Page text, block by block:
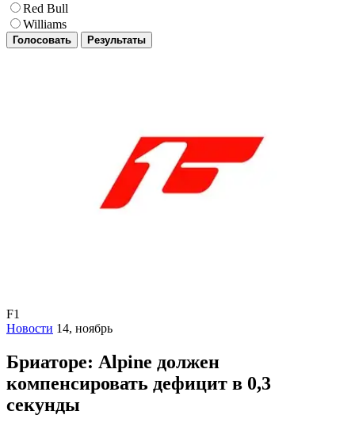
Red Bull
Williams
Голосовать Результаты
F1
Новости 14, ноябрь
Бриаторе: Alpine должен
компенсировать дефицит в 0,3
секунды